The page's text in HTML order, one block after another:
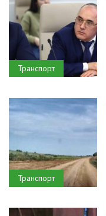
Транспорт
Транспорт